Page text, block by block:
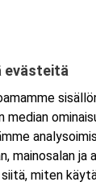
evästeitä
median
mainosalan ja
miten